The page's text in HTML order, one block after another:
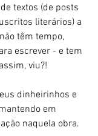
textos (de posts
literários) a
têm tempo,
escrever - e tem
viu?!
dinheirinhos e
em
naquela obra.